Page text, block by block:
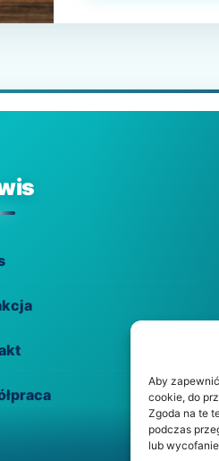
Aby
cookie, do
Zgoda na te
podczas
lub